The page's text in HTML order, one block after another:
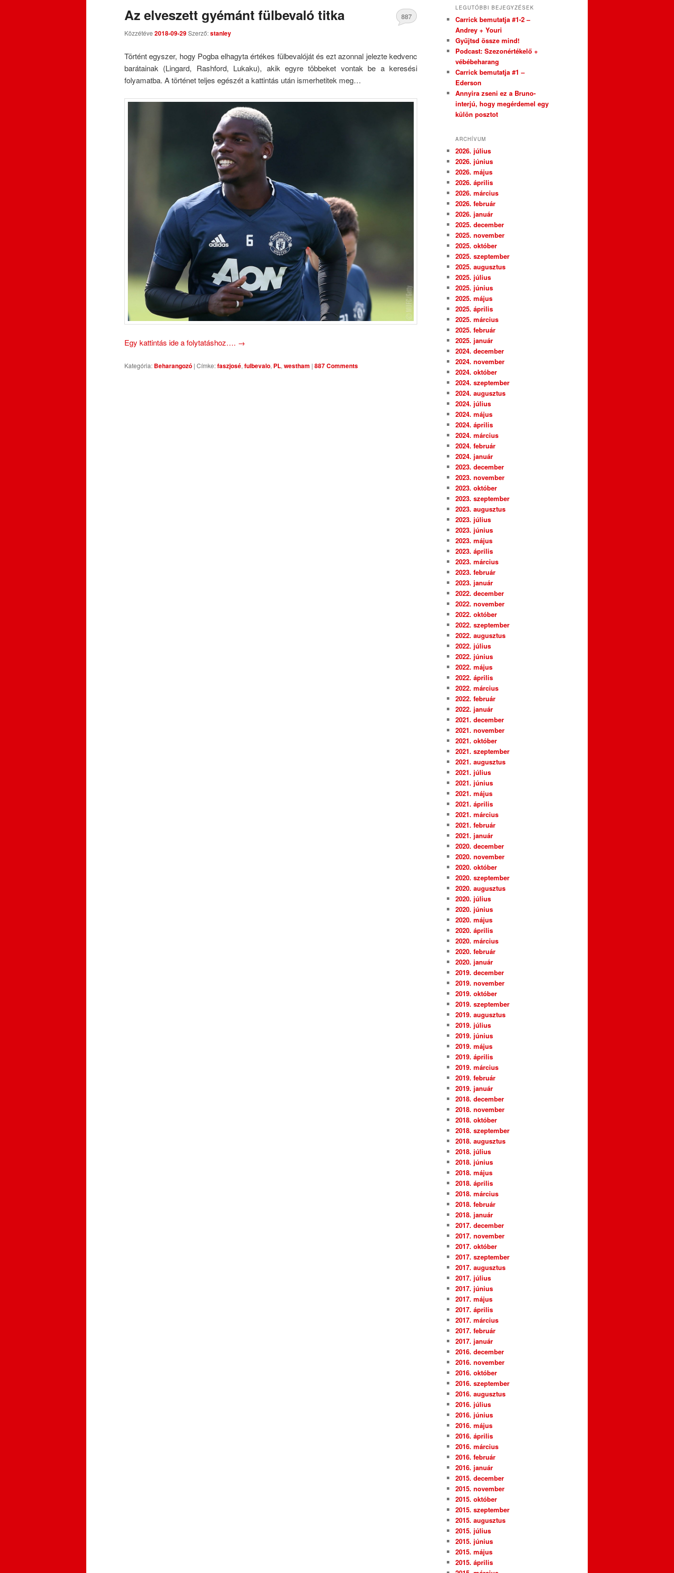
Az elveszett gyémánt fülbevaló titka
Közzétéve 2018-09-29Szerző:stanley
887
Történt egyszer, hogy Pogba elhagyta értékes fülbevalóját és ezt azonnal jelezte kedvenc
barátainak (Lingard, Rashford, Lukaku), akik egyre többeket vontak be a keresési
folyamatba. A történet teljes egészét a kattintás után ismerhetitek meg…
Egy kattintás ide a folytatáshoz…. →
Kategória: Beharangozó | Címke:faszjosé, fulbevalo, PL, westham | 887 Comments
LEGUTÓBBI BEJEGYZÉSEK
Carrick bemutatja #1-2 –
Andrey + Youri
Gyűjtsd össze mind!
Podcast: Szezonértékelő +
vébébeharang
Carrick bemutatja #1 –
Ederson
Annyira zseni ez a Bruno-
interjú, hogy megérdemel egy
külön posztot
ARCHÍVUM
2026. július
2026. június
2026. május
2026. április
2026. március
2026. február
2026. január
2025. december
2025. november
2025. október
2025. szeptember
2025. augusztus
2025. július
2025. június
2025. május
2025. április
2025. március
2025. február
2025. január
2024. december
2024. november
2024. október
2024. szeptember
2024. augusztus
2024. július
2024. május
2024. április
2024. március
2024. február
2024. január
2023. december
2023. november
2023. október
2023. szeptember
2023. augusztus
2023. július
2023. június
2023. május
2023. április
2023. március
2023. február
2023. január
2022. december
2022. november
2022. október
2022. szeptember
2022. augusztus
2022. július
2022. június
2022. május
2022. április
2022. március
2022. február
2022. január
2021. december
2021. november
2021. október
2021. szeptember
2021. augusztus
2021. július
2021. június
2021. május
2021. április
2021. március
2021. február
2021. január
2020. december
2020. november
2020. október
2020. szeptember
2020. augusztus
2020. július
2020. június
2020. május
2020. április
2020. március
2020. február
2020. január
2019. december
2019. november
2019. október
2019. szeptember
2019. augusztus
2019. július
2019. június
2019. május
2019. április
2019. március
2019. február
2019. január
2018. december
2018. november
2018. október
2018. szeptember
2018. augusztus
2018. július
2018. június
2018. május
2018. április
2018. március
2018. február
2018. január
2017. december
2017. november
2017. október
2017. szeptember
2017. augusztus
2017. július
2017. június
2017. május
2017. április
2017. március
2017. február
2017. január
2016. december
2016. november
2016. október
2016. szeptember
2016. augusztus
2016. július
2016. június
2016. május
2016. április
2016. március
2016. február
2016. január
2015. december
2015. november
2015. október
2015. szeptember
2015. augusztus
2015. július
2015. június
2015. május
2015. április